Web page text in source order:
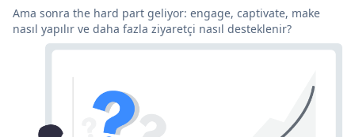
Ama sonra the hard part geliyor: engage, captivate, make
nasıl yapılır ve daha fazla ziyaretçi nasıl desteklenir?